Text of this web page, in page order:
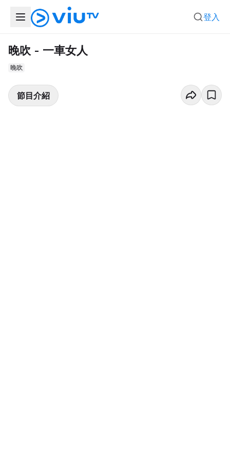
登入
晚吹 - 一車女人
晚吹
節目介紹